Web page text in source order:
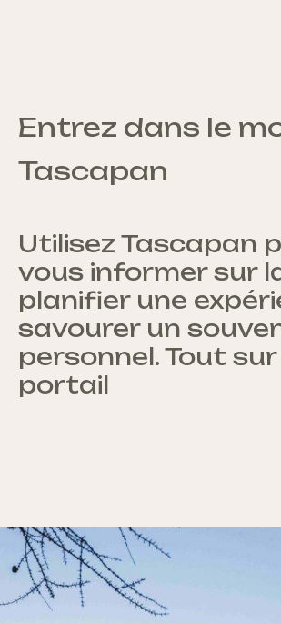
Entrez dans le
Tascapan
Utilisez Tascapan
vous informer sur
planifier une
savourer un
personnel. Tout
portail